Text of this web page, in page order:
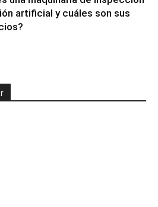
artificial y cuáles son sus